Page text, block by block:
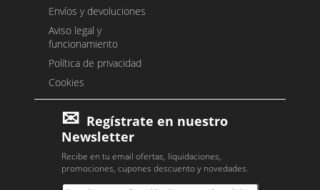
Envíos y devoluciones
Aviso legal y
funcionamiento
Política de privacidad
Cookies
Regístrate en nuestro
Newsletter
Recibe en tu email ofertas, liquidaciones,
promociones, cupones descuento y novedades.